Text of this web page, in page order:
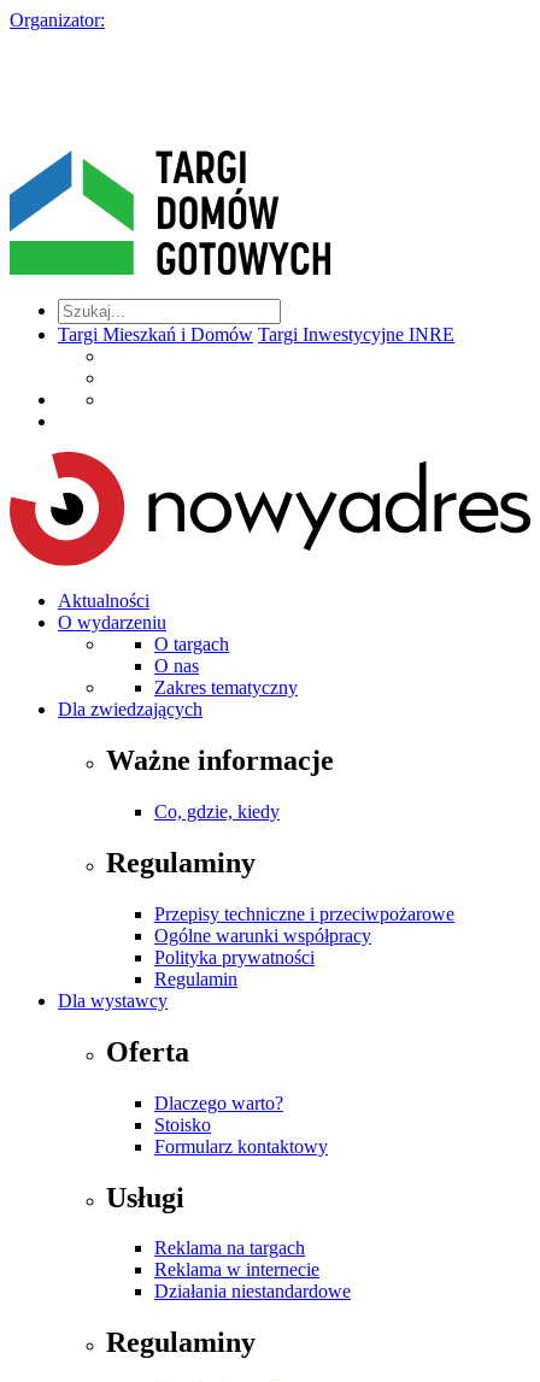
Organizator:
Targi Mieszkań i Domów Targi Inwestycyjne INRE
Aktualności
O wydarzeniu
O targach
O nas
Zakres tematyczny
Dla zwiedzających
Ważne informacje
Co, gdzie, kiedy
Regulaminy
Przepisy techniczne i przeciwpożarowe
Ogólne warunki współpracy
Polityka prywatności
Regulamin
Dla wystawcy
Oferta
Dlaczego warto?
Stoisko
Formularz kontaktowy
Usługi
Reklama na targach
Reklama w internecie
Działania niestandardowe
Regulaminy